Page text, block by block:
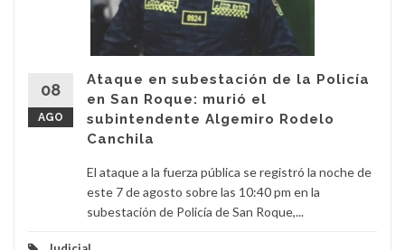
08
AGO
Ataque en subestación de la Policía
en San Roque: murió el
subintendente Algemiro Rodelo
Canchila
El ataque a la fuerza pública se registró la noche de
este 7 de agosto sobre las 10:40 pm en la
subestación de Policía de San Roque,...